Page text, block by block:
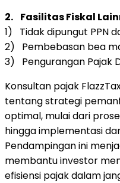
2. Fasilitas Fiskal
1) Tidak dipungut PPN
2) Pembebasan bea
3) Pengurangan Pajak
Konsultan pajak
tentang strategi
optimal, mulai dari
hingga implementasi
Pendampingan ini
membantu investor
efisiensi pajak dalam